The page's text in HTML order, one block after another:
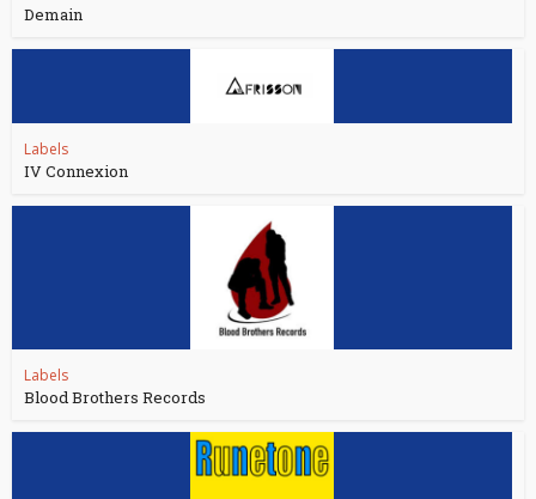
Demain
Labels
IV Connexion
Labels
Blood Brothers Records